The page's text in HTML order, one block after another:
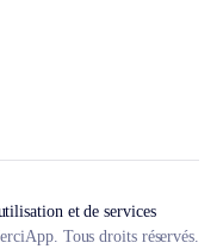
et de services
Tous droits réservés.